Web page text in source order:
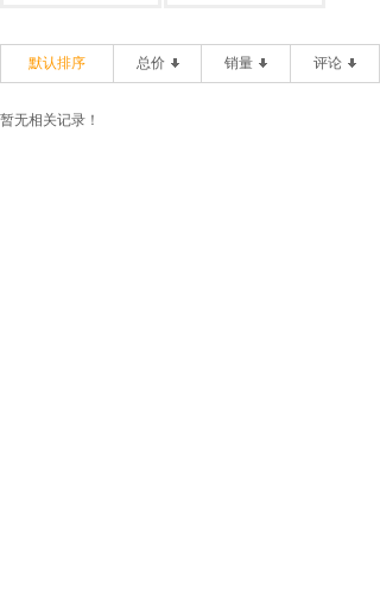
默认排序 总价 销量 评论
暂无相关记录！